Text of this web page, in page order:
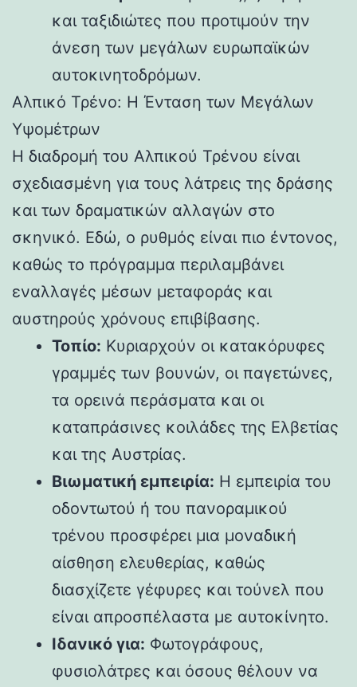
και ταξιδιώτες που προτιμούν την
άνεση των μεγάλων ευρωπαϊκών
αυτοκινητοδρόμων.
Αλπικό Τρένο: Η Ένταση των Μεγάλων
Υψομέτρων
Η διαδρομή του Αλπικού Τρένου είναι
σχεδιασμένη για τους λάτρεις της δράσης
και των δραματικών αλλαγών στο
σκηνικό. Εδώ, ο ρυθμός είναι πιο έντονος,
καθώς το πρόγραμμα περιλαμβάνει
εναλλαγές μέσων μεταφοράς και
αυστηρούς χρόνους επιβίβασης.
Τοπίο: Κυριαρχούν οι κατακόρυφες
γραμμές των βουνών, οι παγετώνες,
τα ορεινά περάσματα και οι
καταπράσινες κοιλάδες της Ελβετίας
και της Αυστρίας.
Βιωματική εμπειρία: Η εμπειρία του
οδοντωτού ή του πανοραμικού
τρένου προσφέρει μια μοναδική
αίσθηση ελευθερίας, καθώς
διασχίζετε γέφυρες και τούνελ που
είναι απροσπέλαστα με αυτοκίνητο.
Ιδανικό για: Φωτογράφους,
φυσιολάτρες και όσους θέλουν να